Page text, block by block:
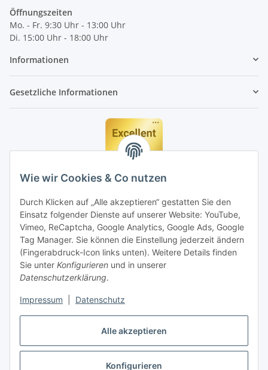
Alle akzeptieren
Konfigurieren
Wie wir Cookies & Co nutzen
Durch Klicken auf „Alle akzeptieren“ gestatten Sie den
Einsatz folgender Dienste auf unserer Website: YouTube,
Vimeo, ReCaptcha, Google Analytics, Google Ads, Google
Tag Manager. Sie können die Einstellung jederzeit ändern
(Fingerabdruck-Icon links unten). Weitere Details finden
Sie unter Konfigurieren und in unserer
Datenschutzerklärung.
Impressum Datenschutz
Öffnungszeiten
Mo. - Fr. 9:30 Uhr - 13:00 Uhr
Di. 15:00 Uhr - 18:00 Uhr
Informationen
Gesetzliche Informationen
Vertrag widerrufen